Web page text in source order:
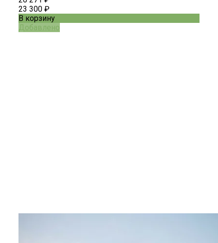
23 300 ₽
В корзину
Добавлено